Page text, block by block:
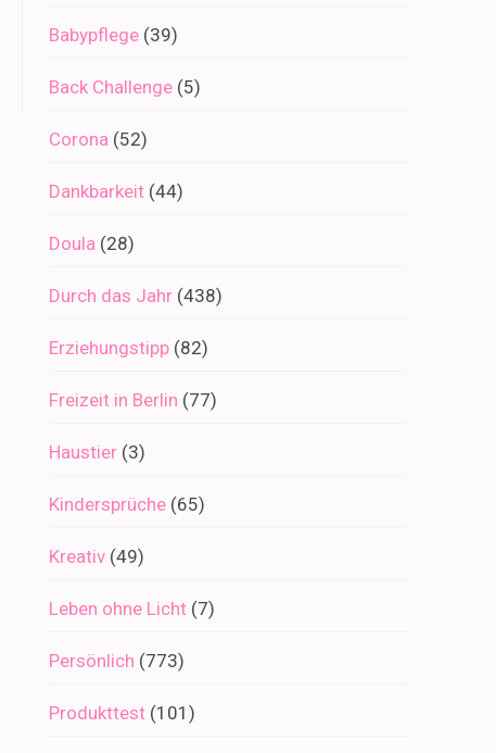
Babypflege (39)
Back Challenge (5)
Corona (52)
Dankbarkeit (44)
Doula (28)
Durch das Jahr (438)
Erziehungstipp (82)
Freizeit in Berlin (77)
Haustier (3)
Kindersprüche (65)
Kreativ (49)
Leben ohne Licht (7)
Persönlich (773)
Produkttest (101)